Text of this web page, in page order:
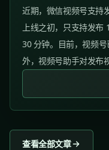
近期，微信视频号支持
上线之初，只支持发
30 分钟。目前，视频
外，视频号助手对发布
查看全部文章